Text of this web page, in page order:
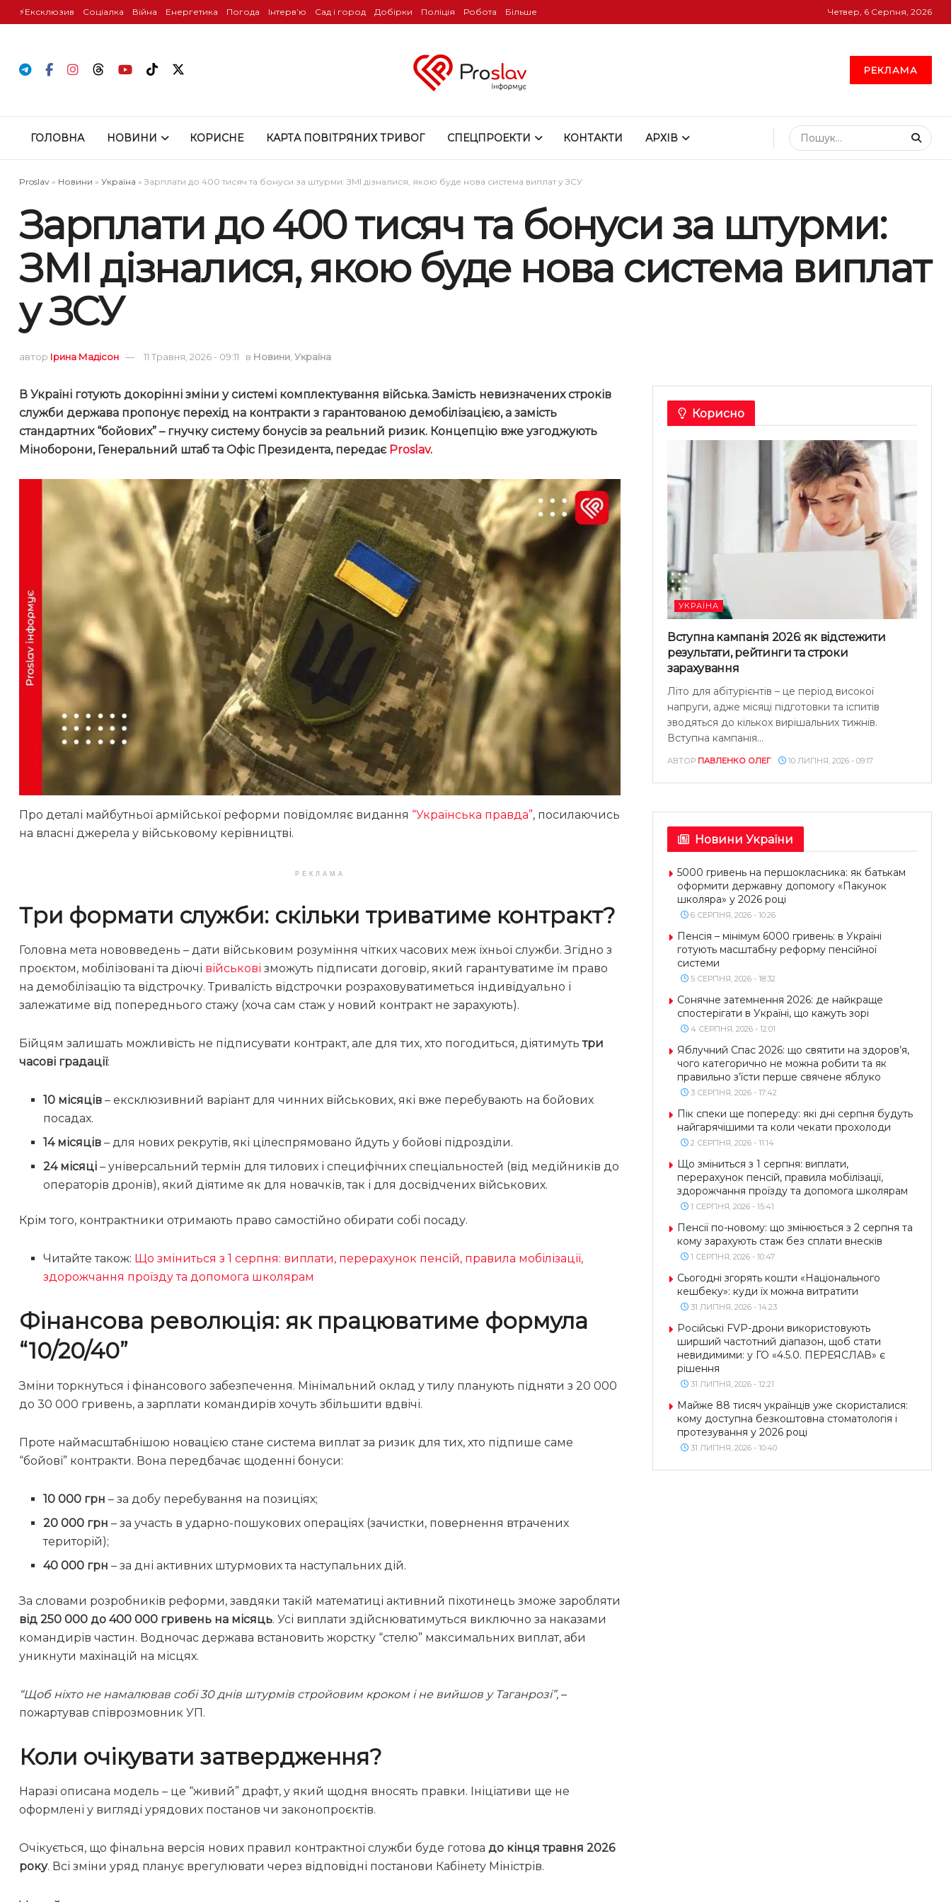
⚡️Ексклюзив Соціалка Війна Енергетика Погода Інтервʼю Сад і город Добірки Поліція Робота Більше Четвер, 6 Серпня, 2026
РЕКЛАМА
ГОЛОВНА НОВИНИ КОРИСНЕ КАРТА ПОВІТРЯНИХ ТРИВОГ СПЕЦПРОЕКТИ КОНТАКТИ АРХІВ
Proslav » Новини » Україна » Зарплати до 400 тисяч та бонуси за штурми: ЗМІ дізналися, якою буде нова система виплат у ЗСУ
Зарплати до 400 тисяч та бонуси за штурми:
ЗМІ дізналися, якою буде нова система виплат
у ЗСУ
автор Ірина Мадісон 11 Травня, 2026 - 09:11 в Новини, Україна
В Україні готують докорінні зміни у системі комплектування війська. Замість невизначених строків
служби держава пропонує перехід на контракти з гарантованою демобілізацією, а замість
стандартних “бойових” – гнучку систему бонусів за реальний ризик. Концепцію вже узгоджують
Міноборони, Генеральний штаб та Офіс Президента, передає Proslav.
Про деталі майбутньої армійської реформи повідомляє видання “Українська правда”, посилаючись
на власні джерела у військовому керівництві.
РЕКЛАМА
Три формати служби: скільки триватиме контракт?
Головна мета нововведень – дати військовим розуміння чітких часових меж їхньої служби. Згідно з
проєктом, мобілізовані та діючі військові зможуть підписати договір, який гарантуватиме їм право
на демобілізацію та відстрочку. Тривалість відстрочки розраховуватиметься індивідуально і
залежатиме від попереднього стажу (хоча сам стаж у новий контракт не зарахують).
Бійцям залишать можливість не підписувати контракт, але для тих, хто погодиться, діятимутьтри
часові градації:
10 місяців – ексклюзивний варіант для чинних військових, які вже перебувають на бойових
посадах.
14 місяців – для нових рекрутів, які цілеспрямовано йдуть у бойові підрозділи.
24 місяці – універсальний термін для тилових і специфічних спеціальностей (від медійників до
операторів дронів), який діятиме як для новачків, так і для досвідчених військових.
Крім того, контрактники отримають право самостійно обирати собі посаду.
Читайте також: Що зміниться з 1 серпня: виплати, перерахунок пенсій, правила мобілізації,
здорожчання проїзду та допомога школярам
Фінансова революція: як працюватиме формула
“10/20/40”
Зміни торкнуться і фінансового забезпечення. Мінімальний оклад у тилу планують підняти з 20 000
до 30 000 гривень, а зарплати командирів хочуть збільшити вдвічі.
Проте наймасштабнішою новацією стане система виплат за ризик для тих, хто підпише саме
“бойові” контракти. Вона передбачає щоденні бонуси:
10 000 грн – за добу перебування на позиціях;
20 000 грн – за участь в ударно-пошукових операціях (зачистки, повернення втрачених
територій);
40 000 грн – за дні активних штурмових та наступальних дій.
За словами розробників реформи, завдяки такій математиці активний піхотинець зможе заробляти
від 250 000 до 400 000 гривень на місяць. Усі виплати здійснюватимуться виключно за наказами
командирів частин. Водночас держава встановить жорстку “стелю” максимальних виплат, аби
уникнути махінацій на місцях.
“Щоб ніхто не намалював собі 30 днів штурмів стройовим кроком і не вийшов у Таганрозі”, –
пожартував співрозмовник УП.
Коли очікувати затвердження?
Наразі описана модель – це “живий” драфт, у який щодня вносять правки. Ініціативи ще не
оформлені у вигляді урядових постанов чи законопроєктів.
Очікується, що фінальна версія нових правил контрактної служби буде готова до кінця травня 2026
року. Всі зміни уряд планує врегулювати через відповідні постанови Кабінету Міністрів.
Корисно
УКРАЇНА
Вступна кампанія 2026: як відстежити
результати, рейтинги та строки
зарахування
Літо для абітурієнтів – це період високої
напруги, адже місяці підготовки та іспитів
зводяться до кількох вирішальних тижнів.
Вступна кампанія...
АВТОР ПАВЛЕНКО ОЛЕГ 10 ЛИПНЯ, 2026 - 09:17
Новини України
5000 гривень на першокласника: як батькам
оформити державну допомогу «Пакунок
школяра» у 2026 році
6 СЕРПНЯ, 2026 - 10:26
Пенсія – мінімум 6000 гривень: в Україні
готують масштабну реформу пенсійної
системи
5 СЕРПНЯ, 2026 - 18:32
Сонячне затемнення 2026: де найкраще
спостерігати в Україні, що кажуть зорі
4 СЕРПНЯ, 2026 - 12:01
Яблучний Спас 2026: що святити на здоров’я,
чого категорично не можна робити та як
правильно з’їсти перше свячене яблуко
3 СЕРПНЯ, 2026 - 17:42
Пік спеки ще попереду: які дні серпня будуть
найгарячішими та коли чекати прохолоди
2 СЕРПНЯ, 2026 - 11:14
Що зміниться з 1 серпня: виплати,
перерахунок пенсій, правила мобілізації,
здорожчання проїзду та допомога школярам
1 СЕРПНЯ, 2026 - 15:41
Пенсії по-новому: що змінюється з 2 серпня та
кому зарахують стаж без сплати внесків
1 СЕРПНЯ, 2026 - 10:47
Сьогодні згорять кошти «Національного
кешбеку»: куди їх можна витратити
31 ЛИПНЯ, 2026 - 14:23
Російські FVP-дрони використовують
ширший частотний діапазон, щоб стати
невидимими: у ГО «4.5.0. ПЕРЕЯСЛАВ» є
рішення
31 ЛИПНЯ, 2026 - 12:21
Майже 88 тисяч українців уже скористалися:
кому доступна безкоштовна стоматологія і
протезування у 2026 році
31 ЛИПНЯ, 2026 - 10:40